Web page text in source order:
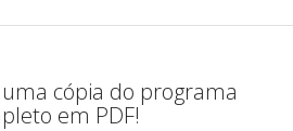
cópia do programa
em PDF!